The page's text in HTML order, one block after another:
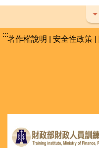
:::著作權說明 安全性政策